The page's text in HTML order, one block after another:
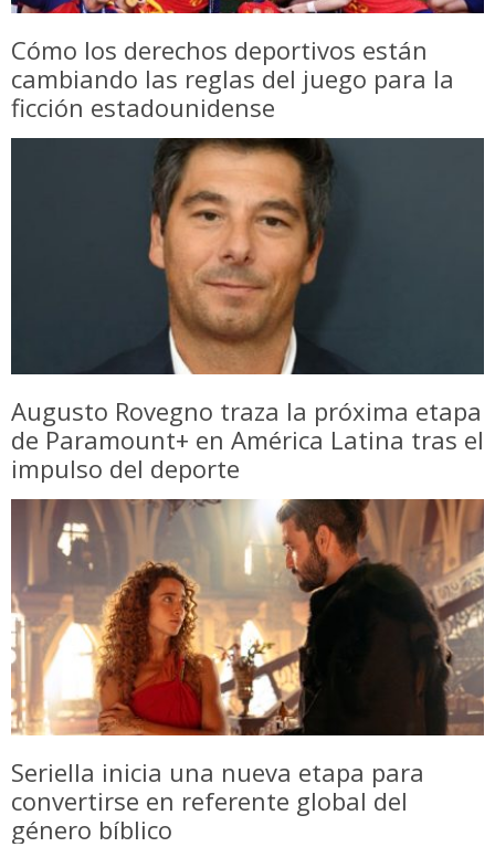
Cómo los derechos deportivos están
cambiando las reglas del juego para la
ficción estadounidense
Augusto Rovegno traza la próxima etapa
de Paramount+ en América Latina tras el
impulso del deporte
Seriella inicia una nueva etapa para
convertirse en referente global del
género bíblico